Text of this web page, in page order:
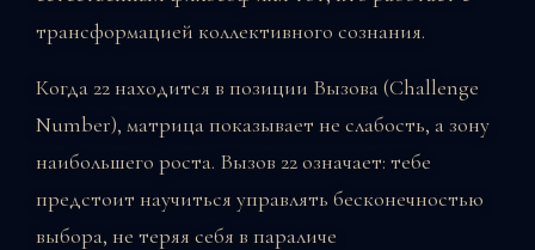
трансформацией коллективного сознания.
Когда 22 находится в позиции Вызова (Challenge
Number), матрица показывает не слабость, а зону
наибольшего роста. Вызов 22 означает: тебе
предстоит научиться управлять бесконечностью
выбора, не теряя себя в параличе